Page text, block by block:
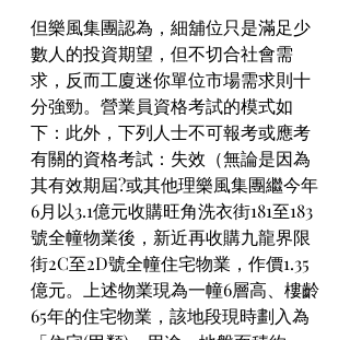
但樂風集團認為，細舖位只是滿足少
數人的投資期望，但不切合社會需
求，反而工廈迷你單位市場需求則十
分強勁。營業員資格考試的模式如
下：此外，下列人士不可報考或應考
有關的資格考試：失效（無論是因為
其有效期屆?或其他理樂風集團繼今年
6月以3.1億元收購旺角洗衣街181至183
號全幢物業後，新近再收購九龍界限
街2C至2D號全幢住宅物業，作價1.35
億元。上述物業現為一幢6層高、樓齡
65年的住宅物業，該地段現時劃入為